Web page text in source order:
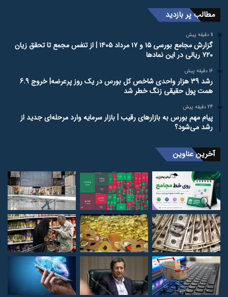
مطالب پر بازدید
11 دقیقه پیش
گزارش مجامع بورسی ۱۵ و ۱۷ مرداد ۱۴۰۵ | از تنفس مجمع تا تحقق زیان
۷۲۰ ریالی در این نماد‌ها
16 دقیقه پیش
رشد 39 هزار واحدی شاخص کل بورس در یک روز پرعرضه| خروج 6.9
همت پول حقیقی زنگ خطر شد
24 دقیقه پیش
پیام مهم بورس به بازارهای رقیب | بازار سرمایه وارد مرحله‌ای جدید از
رشد می‌شود؟
آخرین عناوین